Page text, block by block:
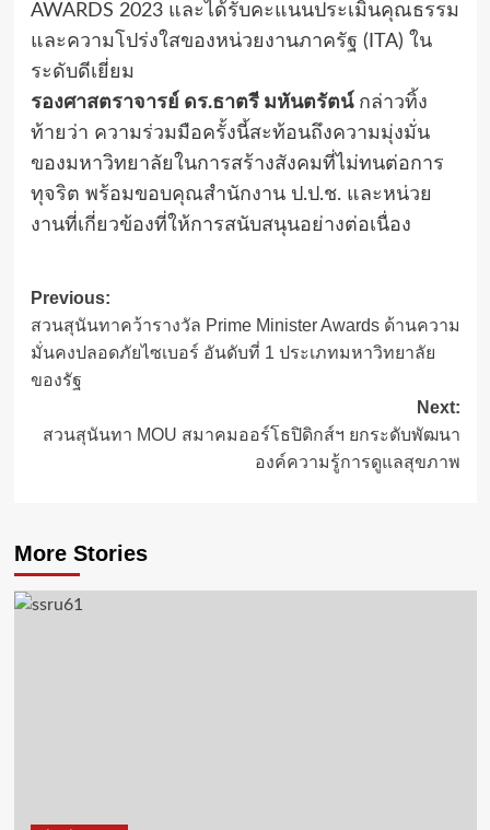
AWARDS 2023 และได้รับคะแนนประเมินคุณธรรม
และความโปร่งใสของหน่วยงานภาครัฐ (ITA) ใน
ระดับดีเยี่ยม
รองศาสตราจารย์ ดร.ธาตรี มหันตรัตน์กล่าวทิ้ง
ท้ายว่า ความร่วมมือครั้งนี้สะท้อนถึงความมุ่งมั่น
ของมหาวิทยาลัยในการสร้างสังคมที่ไม่ทนต่อการ
ทุจริต พร้อมขอบคุณสำนักงาน ป.ป.ช. และหน่วย
งานที่เกี่ยวข้องที่ให้การสนับสนุนอย่างต่อเนื่อง
Post
navigation
Previous:
สวนสุนันทาคว้ารางวัล Prime Minister Awards ด้านความ
มั่นคงปลอดภัยไซเบอร์ อันดับที่ 1 ประเภทมหาวิทยาลัย
ของรัฐ
Next:
สวนสุนันทา MOU สมาคมออร์โธปิดิกส์ฯ ยกระดับพัฒนา
องค์ความรู้การดูแลสุขภาพ
More Stories